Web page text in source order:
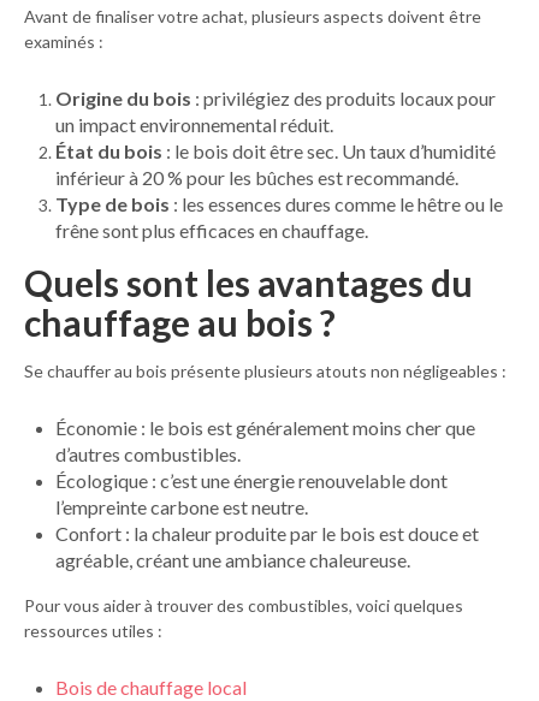
Avant de finaliser votre achat, plusieurs aspects doivent être
examinés :
Origine du bois : privilégiez des produits locaux pour
un impact environnemental réduit.
État du bois : le bois doit être sec. Un taux d’humidité
inférieur à 20 % pour les bûches est recommandé.
Type de bois : les essences dures comme le hêtre ou le
frêne sont plus efficaces en chauffage.
Quels sont les avantages du
chauffage au bois ?
Se chauffer au bois présente plusieurs atouts non négligeables :
Économie : le bois est généralement moins cher que
d’autres combustibles.
Écologique : c’est une énergie renouvelable dont
l’empreinte carbone est neutre.
Confort : la chaleur produite par le bois est douce et
agréable, créant une ambiance chaleureuse.
Pour vous aider à trouver des combustibles, voici quelques
ressources utiles :
Bois de chauffage local